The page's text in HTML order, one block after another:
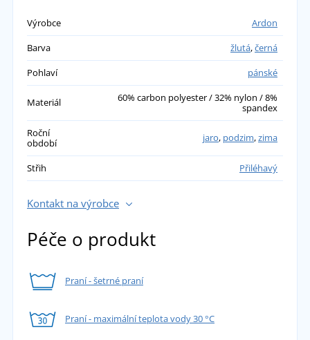
Výrobce
Ardon
Barva
žlutá,černá
Pohlaví
pánské
Materiál
60% carbon polyester / 32% nylon / 8%
spandex
Roční
období
jaro, podzim,zima
Střih Přiléhavý
Kontakt na výrobce
Péče o produkt
Praní - šetrné praní
Praní - maximální teplota vody 30 °C